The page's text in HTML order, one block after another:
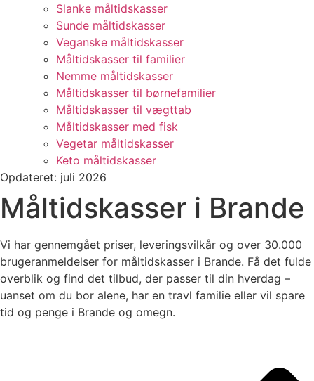
Slanke måltidskasser
Sunde måltidskasser
Veganske måltidskasser
Måltidskasser til familier
Nemme måltidskasser
Måltidskasser til børnefamilier
Måltidskasser til vægttab
Måltidskasser med fisk
Vegetar måltidskasser
Keto måltidskasser
Opdateret: juli 2026
Måltidskasser i Brande
Vi har gennemgået priser, leveringsvilkår og over 30.000
brugeranmeldelser for måltidskasser i Brande. Få det fulde
overblik og find det tilbud, der passer til din hverdag –
uanset om du bor alene, har en travl familie eller vil spare
tid og penge i Brande og omegn.